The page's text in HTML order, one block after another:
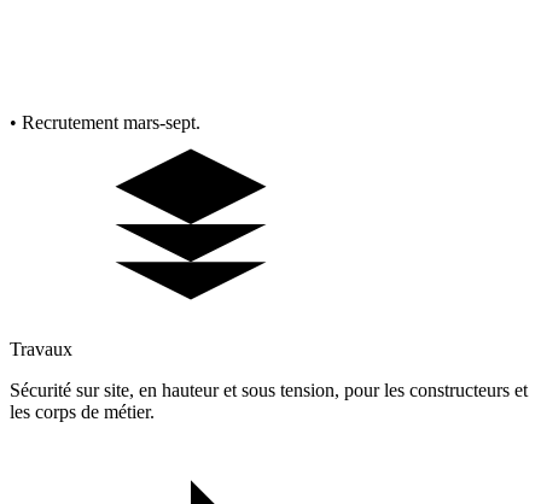
• Recrutement mars-sept.
Travaux
Sécurité sur site, en hauteur et sous tension, pour les constructeurs et
les corps de métier.